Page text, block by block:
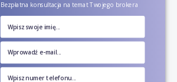
Bezpłatna konsultacja na temat Twojego brokera